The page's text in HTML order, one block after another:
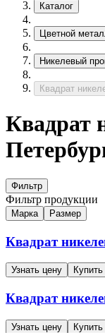
Каталог
Цветной
Никелевый
Квадрат
Квадрат
Фильтр
Фильтр продукции
Марка Размер
Квадрат
Узнать цену Купить
Квадрат
Узнать цену Купить